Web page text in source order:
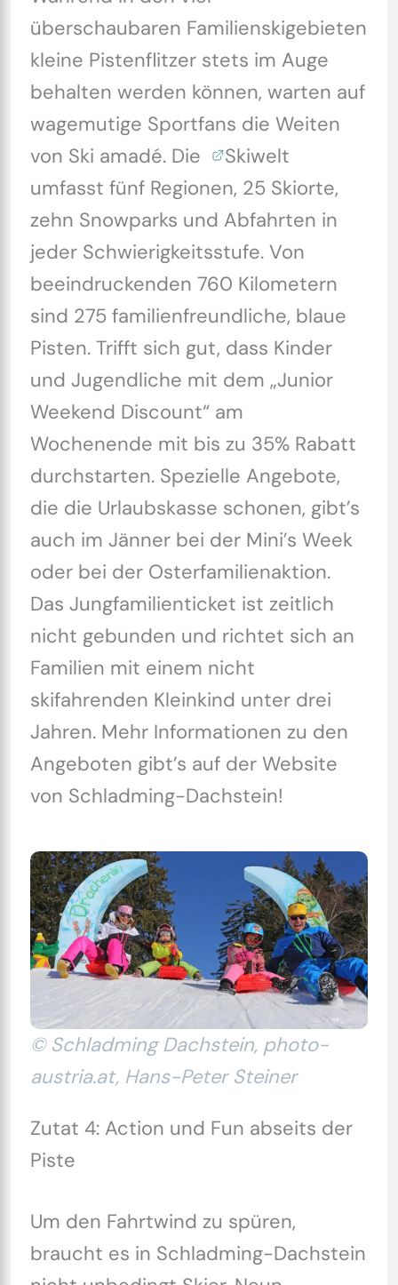
überschaubaren Familienskigebieten
kleine Pistenflitzer stets im Auge
behalten werden können, warten auf
wagemutige Sportfans die Weiten
von Ski amadé. Die
Skiwelt
umfasst fünf Regionen, 25 Skiorte,
zehn Snowparks und Abfahrten in
jeder Schwierigkeitsstufe. Von
beeindruckenden 760 Kilometern
sind 275 familienfreundliche, blaue
Pisten. Trifft sich gut, dass Kinder
und Jugendliche mit dem „Junior
Weekend Discount“ am
Wochenende mit bis zu 35% Rabatt
durchstarten. Spezielle Angebote,
die die Urlaubskasse schonen, gibt’s
auch im Jänner bei der Mini’s Week
oder bei der Osterfamilienaktion.
Das Jungfamilienticket ist zeitlich
nicht gebunden und richtet sich an
Familien mit einem nicht
skifahrenden Kleinkind unter drei
Jahren. Mehr Informationen zu den
Angeboten gibt’s auf der Website
von Schladming-Dachstein!
© Schladming Dachstein, photo-
austria.at, Hans-Peter Steiner
Zutat 4: Action und Fun abseits der
Piste
Um den Fahrtwind zu spüren,
braucht es in Schladming-Dachstein